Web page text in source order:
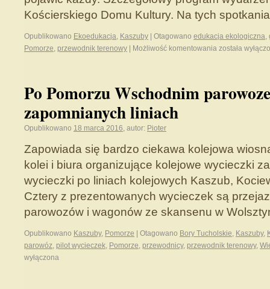
Kościerskiego Domu Kultury. Na tych
Opublikowano Ekoedukacja, Kaszuby Otagowano edukacja ekologiczna,
Pomorze, przewodnik terenowy Możliwość komentowania została
Po Pomorzu Wschodnim
zapomnianych liniach
Opublikowano 18 marca 2016, autor: Pioter
Zapowiada się bardzo ciekawa kolejowa
kolei i biura organizujące kolejowe wycieczki
wycieczki po liniach kolejowych Kaszub,
Cztery z prezentowanych wycieczek są
parowozów i wagonów ze skansenu w
Opublikowano Kaszuby, Pomorze Otagowano Bory Tucholskie, Kaszuby,
parowóz, pilot wycieczek, Pomorze, przewodnicy, przewodnik terenowy,
wyłączona